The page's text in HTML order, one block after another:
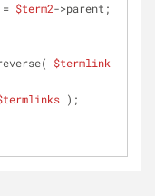
=
$term2->parent;
$termlink
);